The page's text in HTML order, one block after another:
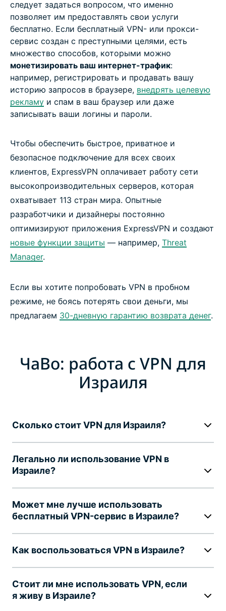
следует задаться вопросом, что именно
позволяет им предоставлять свои услуги
бесплатно. Если бесплатный VPN- или прокси-
сервис создан с преступными целями, есть
множество способов, которыми можно
монетизировать ваш интернет-трафик:
например, регистрировать и продавать вашу
историю запросов в браузере, внедрять целевую
рекламу и спам в ваш браузер или даже
записывать ваши логины и пароли.
Чтобы обеспечить быстрое, приватное и
безопасное подключение для всех своих
клиентов, ExpressVPN оплачивает работу сети
высокопроизводительных серверов, которая
охватывает 113 стран мира. Опытные
разработчики и дизайнеры постоянно
оптимизируют приложения ExpressVPN и создают
новые функции защиты — например, Threat
Manager.
Если вы хотите попробовать VPN в пробном
режиме, не боясь потерять свои деньги, мы
предлагаем 30-дневную гарантию возврата денег.
ЧаВо: работа с VPN для
Израиля
Сколько стоит VPN для Израиля?
Легально ли использование VPN в
Израиле?
Может мне лучше использовать
бесплатный VPN-сервис в Израиле?
Как воспользоваться VPN в Израиле?
Стоит ли мне использовать VPN, если
я живу в Израиле?